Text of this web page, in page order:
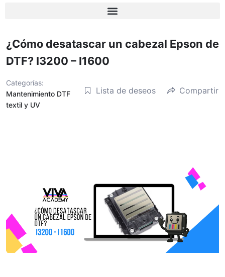
¿Cómo desatascar un cabezal Epson de
DTF? I3200 – I1600
Categorías:
Mantenimiento DTF
textil y UV
Lista de deseos Compartir